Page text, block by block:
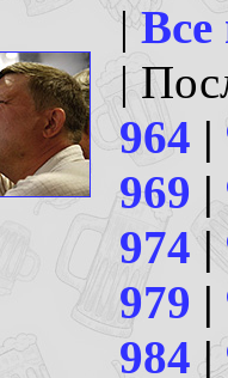
|
|
964 |
969 |
974|
979 |
984 |